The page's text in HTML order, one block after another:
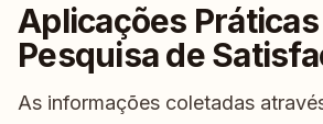
Aplicações
Pesquisa de
As informações coletadas